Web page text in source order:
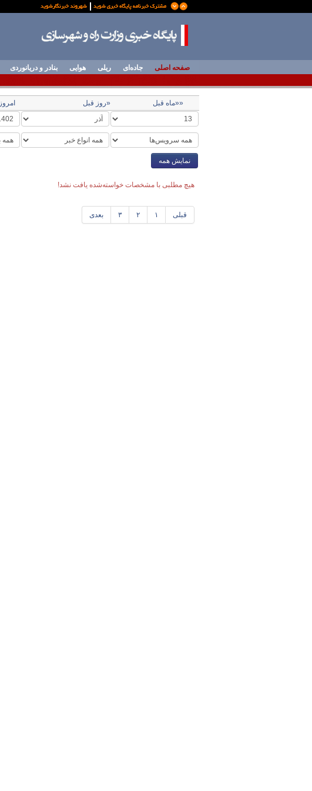
صفحه اصلی جاده‌ای ریلی هوایی بنادر و دریانوردی
««ماه قبل «روز قبل امروز
نمایش همه
هیچ مطلبی با مشخصات خواسته‌شده یافت نشد!
قبلی ۱ ۲ ۳ بعدی